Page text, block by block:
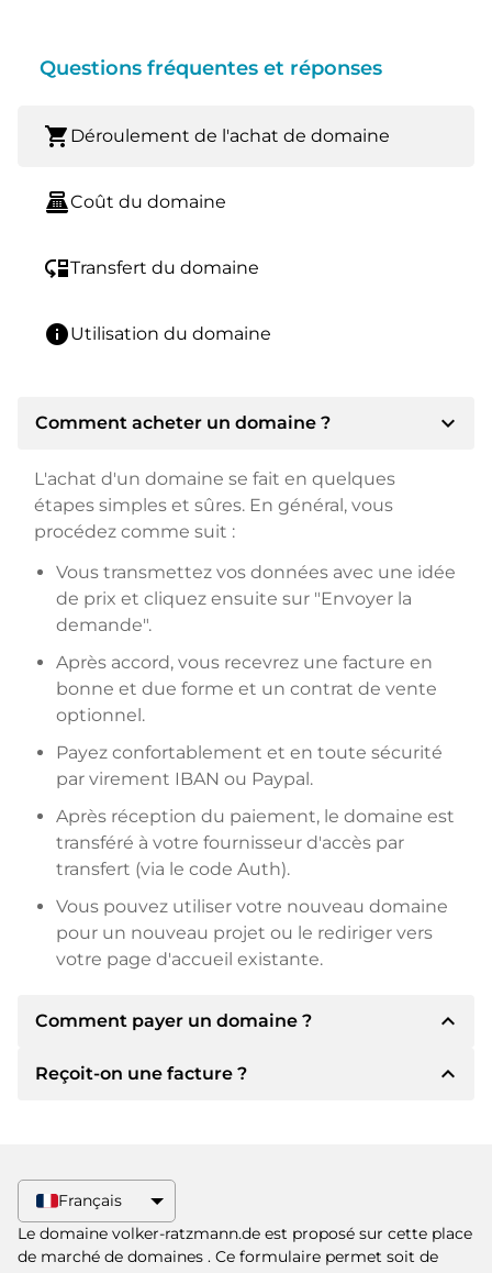
Questions fréquentes et réponses
shopping_cart Déroulement de l'achat de domaine
point_of_saleCoût du domaine
move_downTransfert du domaine
infoUtilisation du domaine
Comment acheter un domaine ? expand_more
L'achat d'un domaine se fait en quelques
étapes simples et sûres. En général, vous
procédez comme suit :
Vous transmettez vos données avec une idée
de prix et cliquez ensuite sur "Envoyer la
demande".
Après accord, vous recevrez une facture en
bonne et due forme et un contrat de vente
optionnel.
Payez confortablement et en toute sécurité
par virement IBAN ou Paypal.
Après réception du paiement, le domaine est
transféré à votre fournisseur d'accès par
transfert (via le code Auth).
Vous pouvez utiliser votre nouveau domaine
pour un nouveau projet ou le rediriger vers
votre page d'accueil existante.
Comment payer un domaine ? expand_less
Après un accord, le titulaire vous
proposera Paypal ou d'autres méthodes de
paiement.
Veuillez toujours mentionner le nom de
Reçoit-on une facture ? expand_less
élevé, vous recevrez également un contrat de
vente supplémentaire si vous le souhaitez.
Français
Le domaine volker-ratzmann.de est proposé sur cette place
de marché de domaines . Ce formulaire permet soit de